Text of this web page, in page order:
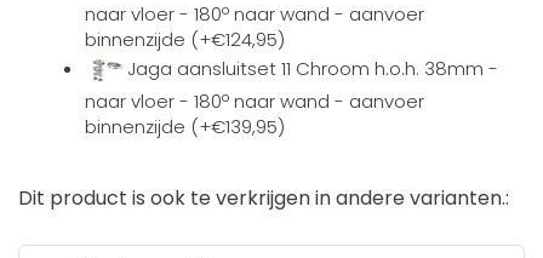
naar vloer - 180º naar wand - aanvoer
binnenzijde (+€124,95)
Jaga aansluitset 11 Chroom h.o.h. 38mm -
naar vloer - 180º naar wand - aanvoer
binnenzijde (+€139,95)
Dit product is ook te verkrijgen in andere varianten.: